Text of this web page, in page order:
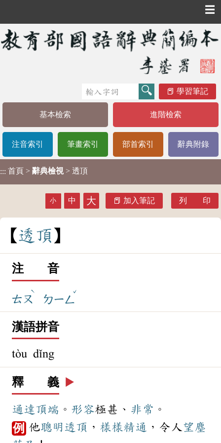
☰
學習筆記
基本檢索 進階檢索
注音索引 筆畫索引 部首索引 辭典附錄
::: 首頁 > 辭典檢視 > 透頂
小 中 大 加入筆記 列 印
透 頂
注 音
ㄊㄡ
ˋ
ㄉㄧㄥ
ˇ
漢語拼音
tòu dǐng
釋 義 ▶️
通達頂端 。 形容極甚、 非常 。
例 他聰明透頂 ， 樣樣精通 ，令人望塵